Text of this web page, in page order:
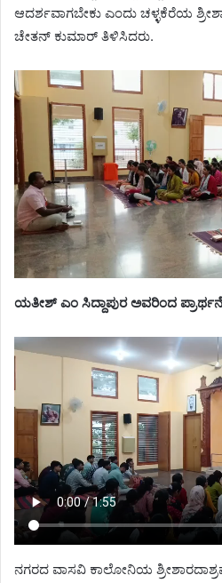
ಆದರ್ಶವಾಗಬೇಕು ಎಂದು ಚಳ್ಳಕೆರೆಯ
ಚೇತನ್ ಕುಮಾರ್ ತಿಳಿಸಿದರು.
ಯತೀಶ್ ಎಂ ಸಿದ್ದಾಪುರ ಅವರಿಂದ
ನಗರದ ವಾಸವಿ ಕಾಲೋನಿಯ